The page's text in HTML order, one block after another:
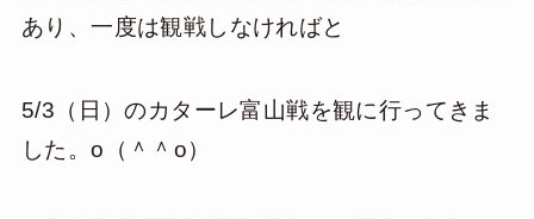
あり、一度は観戦しなければと
5/3（日）のカターレ富山戦を観に行ってきま
した。o（＾＾o）